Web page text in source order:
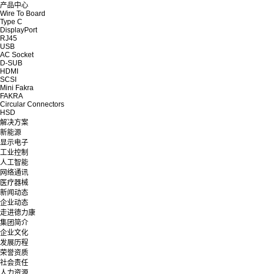
产品中心
Wire To Board
Type C
DisplayPort
RJ45
USB
AC Socket
D-SUB
HDMI
SCSI
Mini Fakra
FAKRA
Circular Connectors
HSD
解决方案
新能源
显示电子
工业控制
人工智能
网络通讯
医疗器械
新闻动态
企业动态
走进德力康
集团简介
企业文化
发展历程
荣誉资质
社会责任